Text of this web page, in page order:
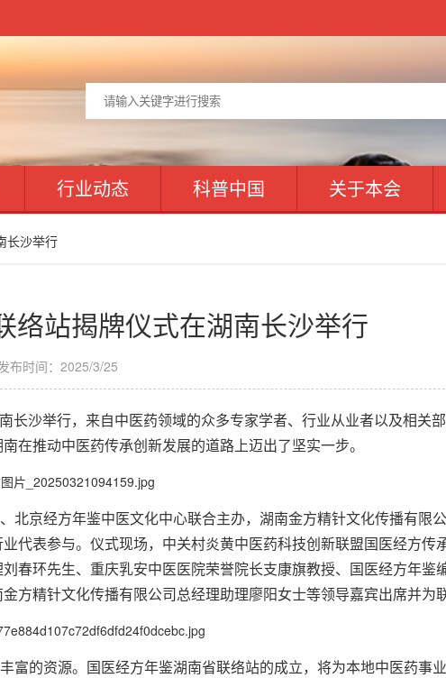
行业动态 科普中国 关于本会
长沙举行
络站揭牌仪式在湖南长沙举行
布时间：2025/3/25
沙举行，来自中医药领域的众多专家学者、行业从业者以及相关
在推动中医药传承创新发展的道路上迈出了坚实一步。
北京经方年鉴中医文化中心联合主办，湖南金方精针文化传播有限
代表参与。仪式现场，中关村炎黄中医药科技创新联盟国医经方传
春环先生、重庆乳安中医医院荣誉院长支康旗教授、国医经方年鉴
精针文化传播有限公司总经理助理廖阳女士等领导嘉宾出席并为
富的资源。国医经方年鉴湖南省联络站的成立，将为本地中医药事